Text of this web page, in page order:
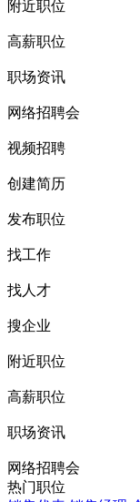
附近职位
高薪职位
职场资讯
网络招聘会
视频招聘
创建简历
发布职位
找工作
找人才
搜企业
附近职位
高薪职位
职场资讯
网络招聘会
热门职位